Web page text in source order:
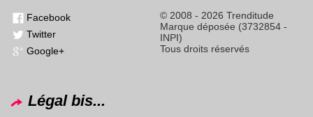
Facebook
Twitter
Google+
© 2008 - 2026 Trenditude
Marque déposée (3732854 -
INPI)
Tous droits réservés
Légal bis...